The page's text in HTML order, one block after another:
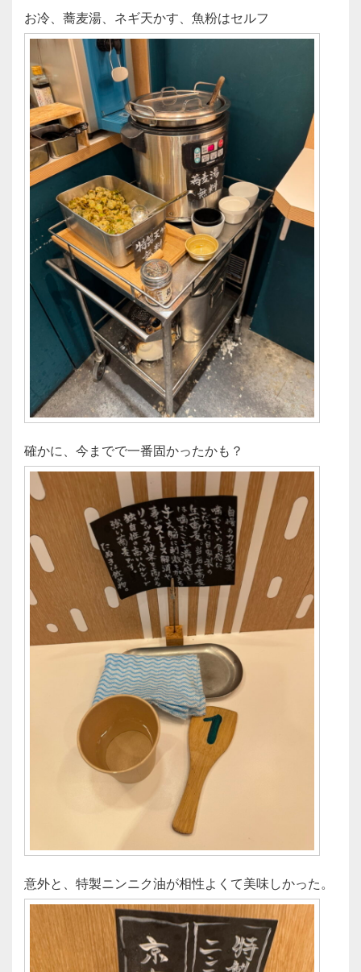
お冷、蕎麦湯、ネギ天かす、魚粉はセルフ
確かに、今までで一番固かったかも？
意外と、特製ニンニク油が相性よくて美味しかった。